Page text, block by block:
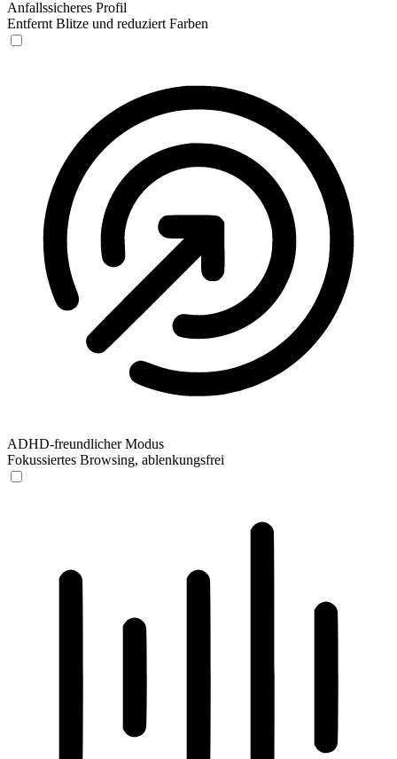
Anfallssicheres Profil
Entfernt Blitze und reduziert Farben
ADHD-freundlicher Modus
Fokussiertes Browsing, ablenkungsfrei